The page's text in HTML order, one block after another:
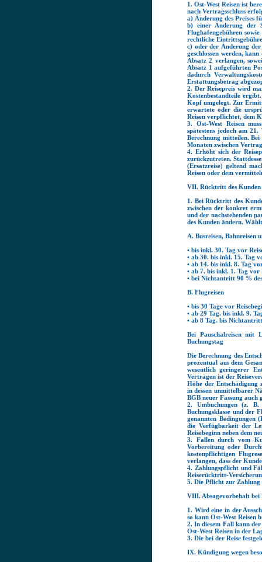
1. Ost-West Reisen ist
nach Vertragsschluss
a) Änderung des Preises
b) einer Änderung der
Flughafengebühren
rechtliche
c) oder der Änderung der
geschlossen werden,
Absatz 2 verlangen,
Absatz 1 aufgeführten
dadurch
Erstattungsbetrag
2. Der Reisepreis wird
Kostenbestandteile
Kopf umgelegt. Zur
erwartete oder die
Reisen verpflichtet, dem
3. Ost-West Reisen
spätestens jedoch am
Berechnung mitteilen.
Monaten zwischen
4. Erhöht sich der
zurückzutreten.
(Ersatzreise) geltend
Reisen oder dem
VII. Rücktritt des Kunden
1. Bei Rücktritt des
zwischen der konkret
und der nachstehenden
des Kunden ändern.
A. Busreisen, Bahnreisen
• bis inkl. 30. Tag vor
• ab 30. bis inkl. 15. Tag
• ab 14. bis inkl. 8. Tag
• ab 7. bis inkl. 1. Tag vor
• bei Nichtantritt 90 % des
B. Flugreisen
• bis 30 Tage vor
• ab 29 Tag. bis inkl. 9.
• ab 8 Tag. bis
Bei Pauschalreisen mit
Buchungstag
Die Berechnung des
prozentual aus dem
wesentlich geringerer
Verträgen ist der
Höhe der Entschädigung
in dessen unmittelbarer
BGB neuer Fassung auch
2. Umbuchungen (z.
Buchungsklasse und der
genannten Bedingungen
die Verfügbarkeit der
Reisebeginn neben dem
3. Fallen durch vom
Vorbereitung oder
kostenpflichtigen
verlangen, dass der
4. Zahlungspflicht und
Reiserücktritt-
5. Die Pflicht zur
VIII. Absagevorbehalt bei
1. Wird eine in der
so kann Ost-West Reisen
2. In diesem Fall kann der
Ost-West Reisen in der
3. Die bei der Reise
IX. Kündigung wegen